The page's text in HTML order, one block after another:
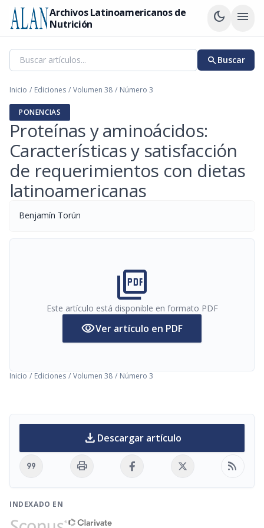
Archivos Latinoamericanos de
Nutrición
dark_mode menu
searchBuscar
Inicio / Ediciones / Volumen 38 / Número 3
PONENCIAS
Proteínas y aminoácidos:
Características y satisfacción
de requerimientos con dietas
latinoamericanas
Benjamín Torún
picture_as_pdf
Este artículo está disponible en formato PDF
visibilityVer artículo en PDF
Inicio / Ediciones / Volumen 38 / Número 3
download Descargar artículo
format_quote print rss_feed
INDEXADO EN